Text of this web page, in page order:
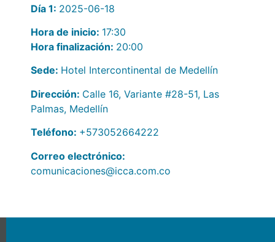
Día 1: 2025-06-18
Hora de inicio: 17:30
Hora finalización: 20:00
Sede: Hotel Intercontinental de Medellín
Dirección: Calle 16, Variante #28-51, Las
Palmas, Medellín
Teléfono: +573052664222
Correo electrónico:
comunicaciones@icca.com.co